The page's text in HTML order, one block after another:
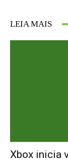
LEIA MAIS
Xbox inicia